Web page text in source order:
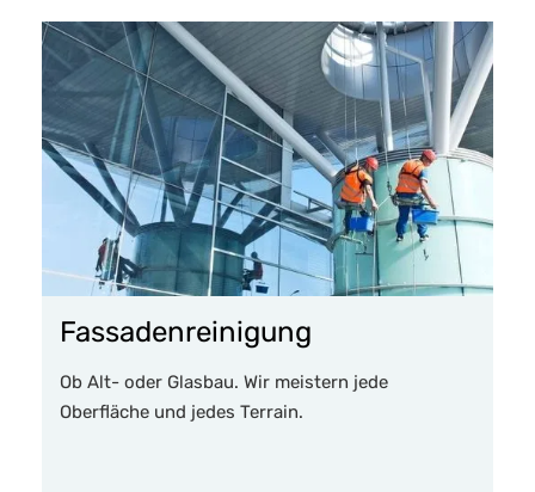
Fassadenreinigung
Ob Alt- oder Glasbau. Wir meistern jede
Oberfläche und jedes Terrain.